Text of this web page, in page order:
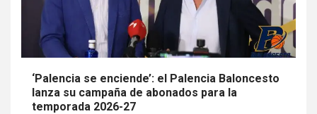
‘Palencia se enciende’: el Palencia Baloncesto
lanza su campaña de abonados para la
temporada 2026-27